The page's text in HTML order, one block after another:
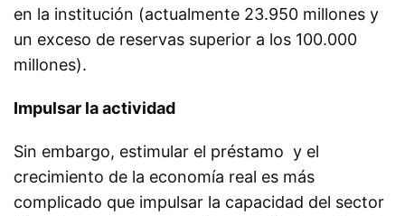
en la institución (actualmente 23.950 millones y
un exceso de reservas superior a los 100.000
millones).
Impulsar la actividad
Sin embargo, estimular el préstamo y el
crecimiento de la economía real es más
complicado que impulsar la capacidad del sector